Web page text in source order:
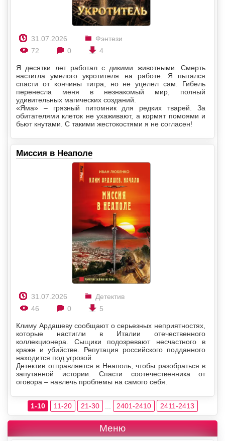
31.07.2026
Фэнтези
72
0 4
Я десятки лет работал с дикими животными. Смерть
настигла умелого укротителя на работе. Я пытался
спасти от кончины тигра, но не уцелел сам. Гибель
перенесла меня в незнакомый мир, полный
удивительных магических созданий.
«Яма» – грязный питомник для редких тварей. За
обитателями клеток не ухаживают, а кормят помоями и
бьют кнутами. С такими жестокостями я не согласен!
Миссия в Неаполе
31.07.2026
Детектив
46
0 5
Климу Ардашеву сообщают о серьезных неприятностях,
которые настигли в Италии отечественного
коллекционера. Сыщики подозревают несчастного в
краже и убийстве. Репутация российского подданного
находится под угрозой.
Детектив отправляется в Неаполь, чтобы разобраться в
запутанной истории. Спасти соотечественника от
оговора – навлечь проблемы на самого себя.
1-10 11-20 21-30 ... 2401-2410 2411-2413
Меню